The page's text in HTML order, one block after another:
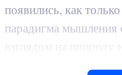
появились, как
парадигма
взглядом на